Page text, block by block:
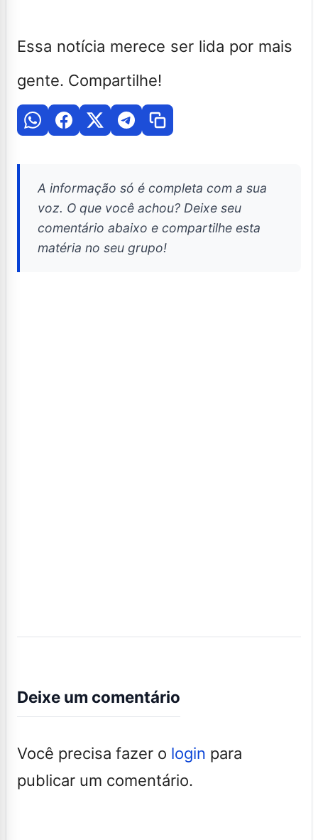
Essa notícia merece ser lida por mais
gente. Compartilhe!
A informação só é completa com a sua
voz. O que você achou? Deixe seu
comentário abaixo e compartilhe esta
matéria no seu grupo!
Deixe um comentário
Você precisa fazer o login para
publicar um comentário.